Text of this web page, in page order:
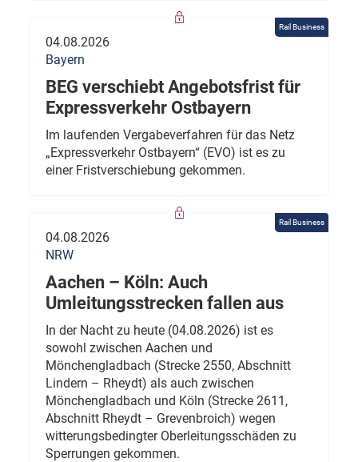
Rail Business
04.08.2026
Bayern
BEG verschiebt Angebotsfrist für
Expressverkehr Ostbayern
Im laufenden Vergabeverfahren für das Netz
„Expressverkehr Ostbayern“ (EVO) ist es zu
einer Fristverschiebung gekommen.
Rail Business
04.08.2026
NRW
Aachen – Köln: Auch
Umleitungsstrecken fallen aus
In der Nacht zu heute (04.08.2026) ist es
sowohl zwischen Aachen und
Mönchengladbach (Strecke 2550, Abschnitt
Lindern – Rheydt) als auch zwischen
Mönchengladbach und Köln (Strecke 2611,
Abschnitt Rheydt – Grevenbroich) wegen
witterungsbedingter Oberleitungsschäden zu
Sperrungen gekommen.